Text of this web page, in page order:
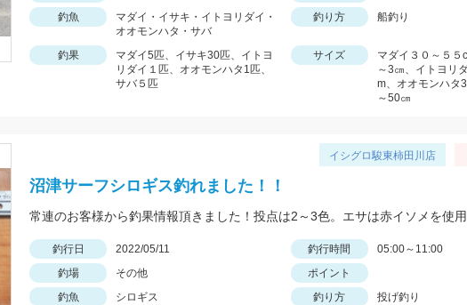
釣魚
マダイ・イサキ・イトヨリダイ・
オオモンハタ・サバ
釣り方 船釣り
釣果
マダイ5匹、イサキ30匹、イトヨ
リダイ１匹、オオモンハタ1匹、
サバ５匹
サイズ
マダイ３０～５５
～3㎝、イトヨリ
m、オオモンハタ
～50㎝
イシグロ駿東柿田川店
沼津サーフシロギス釣れました！！
常連のお客様から釣果情報頂きました！投点は2～3色。エサは赤イソメを使用
釣行日 2022/05/11 釣行時間
05:00～11:00
釣場
その他
ポイント
釣魚
シロギス 釣り方
投げ釣り